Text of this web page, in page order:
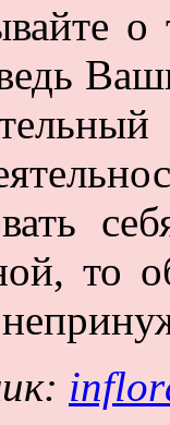
о
то